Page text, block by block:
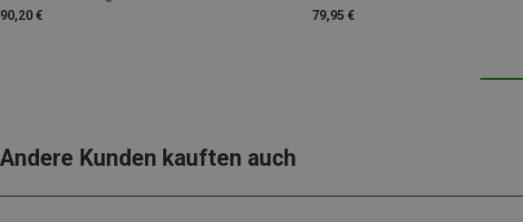
90,20 €
79,95 €
Andere Kunden kauften auch